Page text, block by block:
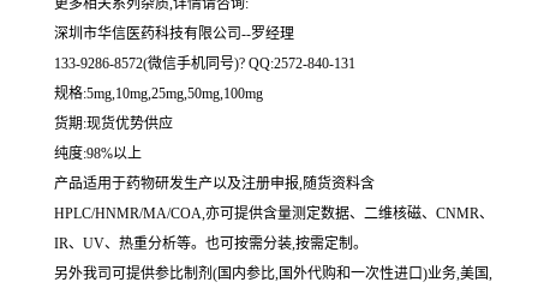
更多相关系列杂质,详情请咨询:
深圳市华信医药科技有限公司--罗经理
133-9286-8572(微信手机同号)? QQ:2572-840-131
规格:5mg,10mg,25mg,50mg,100mg
货期:现货优势供应
纯度:98%以上
产品适用于药物研发生产以及注册申报,随货资料含
HPLC/HNMR/MA/COA,亦可提供含量测定数据、二维核磁、CNMR、
IR、UV、热重分析等。也可按需分装,按需定制。
另外我司可提供参比制剂(国内参比,国外代购和一次性进口)业务,美国,